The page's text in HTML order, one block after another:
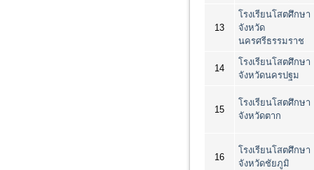
13
โรงเรียนโสตศึกษา
จังหวัด
นครศรีธรรมราช
14
โรงเรียนโสตศึกษา
จังหวัดนครปฐม
15
โรงเรียนโสตศึกษา
จังหวัดตาก
16
โรงเรียนโสตศึกษา
จังหวัดชัยภูมิ